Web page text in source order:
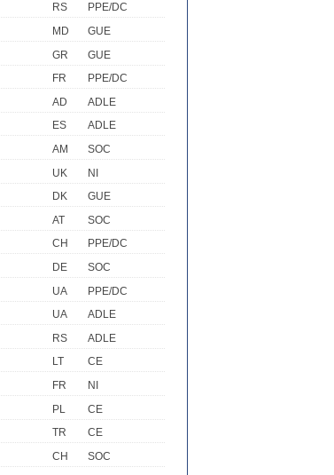
RS
PPE/DC
MD
GUE
GR
GUE
FR
PPE/DC
AD
ADLE
ES
ADLE
AM
SOC
UK
NI
DK
GUE
AT
SOC
CH
PPE/DC
DE
SOC
UA
PPE/DC
UA
ADLE
RS
ADLE
LT
CE
FR
NI
PL
CE
TR
CE
CH
SOC